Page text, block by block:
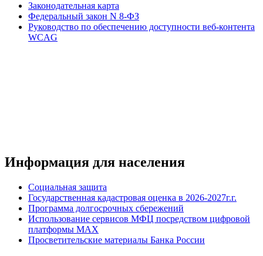
Законодательная карта
Федеральный закон N 8-ФЗ
Руководство по обеспечению доступности веб-контента
WCAG
Информация для населения
Социальная защита
Государственная кадастровая оценка в 2026-2027г.г.
Программа долгосрочных сбережений
Использование сервисов МФЦ посредством цифровой
платформы MAX
Просветительские материалы Банка России